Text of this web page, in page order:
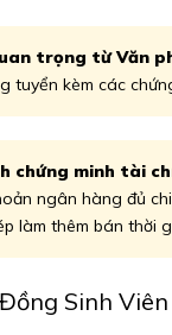
trọng từ Văn
tuyển kèm các
chứng minh tài
ngân hàng đủ
làm thêm bán thời
Sinh